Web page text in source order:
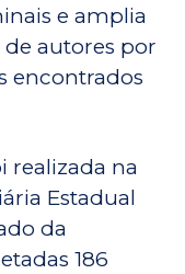
e amplia
autores por
encontrados
realizada na
Estadual
da
186